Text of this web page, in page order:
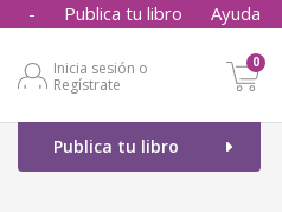
- Publica tu libro Ayuda
Inicia sesión o
Regístrate
0
Publica tu libro